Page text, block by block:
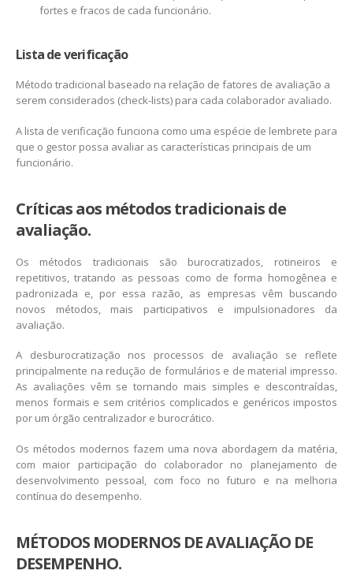
fortes e fracos de cada funcionário.
Lista de verificação
Método tradicional baseado na relação de fatores de avaliação a
serem considerados (check-lists) para cada colaborador avaliado.
A lista de verificação funciona como uma espécie de lembrete para
que o gestor possa avaliar as características principais de um
funcionário.
Críticas aos métodos tradicionais de
avaliação.
Os métodos tradicionais são burocratizados, rotineiros e
repetitivos, tratando as pessoas como de forma homogênea e
padronizada e, por essa razão, as empresas vêm buscando
novos métodos, mais participativos e impulsionadores da
avaliação.
A desburocratização nos processos de avaliação se reflete
principalmente na redução de formulários e de material impresso.
As avaliações vêm se tornando mais simples e descontraídas,
menos formais e sem critérios complicados e genéricos impostos
por um órgão centralizador e burocrático.
Os métodos modernos fazem uma nova abordagem da matéria,
com maior participação do colaborador no planejamento de
desenvolvimento pessoal, com foco no futuro e na melhoria
contínua do desempenho.
MÉTODOS MODERNOS DE AVALIAÇÃO DE
DESEMPENHO.